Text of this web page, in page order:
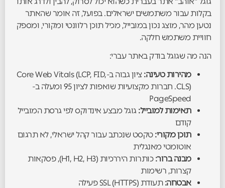
בקלות עבור משתמשים ישראלים. בפועל, זה אומר שהאתר
נטען מהר, מוצג נכון במובייל, מכיל תוכן רלוונטי ומקורי, ומספק
חוויית משתמש חלקה.
הנה מה שגוגל בודק באתר עברי:
מהירות טעינה:
ציון גבוה ב-Core Web Vitals (LCP, FID,
CLS). חברות מקצועיות שואפות לציון 95 ומעלה ב-
PageSpeed
תאימות למובייל: גוגל מבצע אינדוקס לפי גרסת המובייל
קודם
תוכן מקורי: טקסט שנכתב עבור קהל ישראלי, לא תרגום
אוטומטי מאנגלית
מבנה ברור:
כותרות היררכיות (H1, H2, H3), פסקאות
קצרות, רשימות
אבטחה: תעודת SSL (HTTPS) פעילה